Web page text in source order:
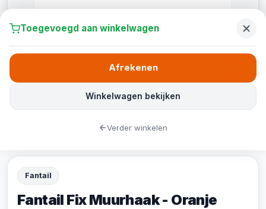
Fantail
Fantail Fix Muurhaak - Oranje
Toegevoegd aan winkelwagen
Winkelwagen bekijken
Afrekenen
Verder winkelen